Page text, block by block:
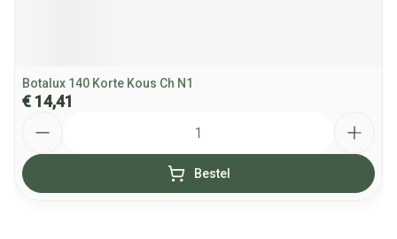
Botalux 140 Korte Kous Ch N1
€ 14,41
Bestel